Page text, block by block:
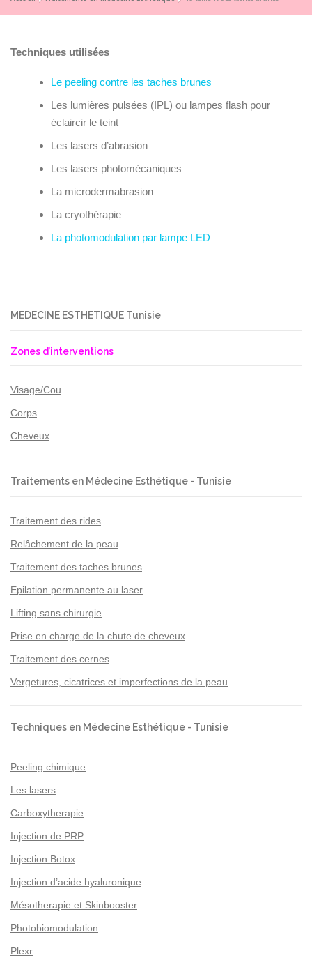
Techniques utilisées
Le peeling contre les taches brunes
Les lumières pulsées (IPL) ou lampes flash pour
éclaircir le teint
Les lasers d’abrasion
Les lasers photomécaniques
La microdermabrasion
La cryothérapie
La photomodulation par lampe LED
MEDECINE ESTHETIQUE Tunisie
Zones d’interventions
Visage/Cou
Corps
Cheveux
Traitements en Médecine Esthétique - Tunisie
Traitement des rides
Relâchement de la peau
Traitement des taches brunes
Epilation permanente au laser
Lifting sans chirurgie
Prise en charge de la chute de cheveux
Traitement des cernes
Vergetures, cicatrices et imperfections de la peau
Techniques en Médecine Esthétique - Tunisie
Peeling chimique
Les lasers
Carboxytherapie
Injection de PRP
Injection Botox
Injection d’acide hyaluronique
Mésotherapie et Skinbooster
Photobiomodulation
Plexr